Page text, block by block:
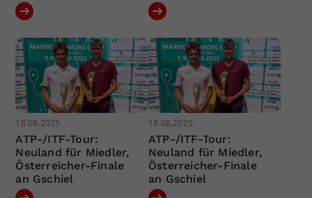
18.08.2025
ATP-/ITF-Tour:
Neuland für Miedler,
Österreicher-Finale
an Gschiel
18.08.2025
ATP-/ITF-Tour:
Neuland für Miedler,
Österreicher-Finale
an Gschiel